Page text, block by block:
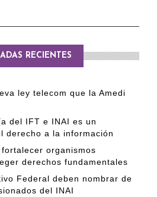
RECIENTES
ley telecom que la Amedi
del IFT e INAI es un
derecho a la información
organismos
derechos fundamentales
Federal deben nombrar de
del INAI